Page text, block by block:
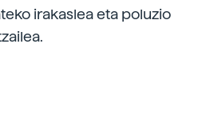
irakaslea eta poluzio